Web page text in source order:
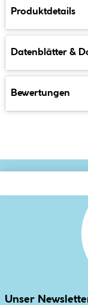
Produktdetails
Datenblätter &
Bewertungen
Unser